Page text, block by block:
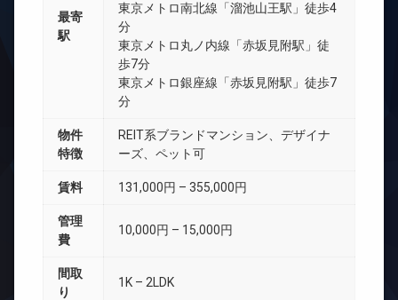
最寄
駅
東京メトロ南北線「溜池山王駅」徒歩4
分
東京メトロ丸ノ内線「赤坂見附駅」徒
歩7分
東京メトロ銀座線「赤坂見附駅」徒歩7
分
物件
特徴
REIT系ブランドマンション、デザイナ
ーズ、ペット可
賃料 131,000円 – 355,000円
管理
費
10,000円 – 15,000円
間取
り
1K – 2LDK